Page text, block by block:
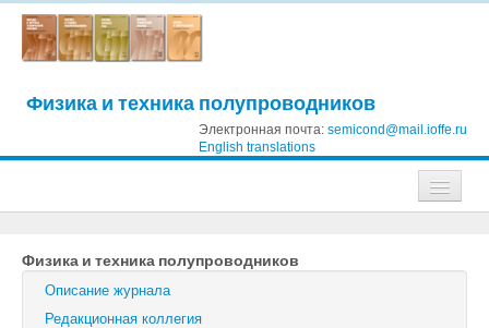
Физика и техника полупроводников
Электронная почта: semicond@mail.ioffe.ru
English translations
Журнал технической физики
Письма в Журнал технической физики
Физика и техника полупроводников
Описание журнала
Редакционная коллегия